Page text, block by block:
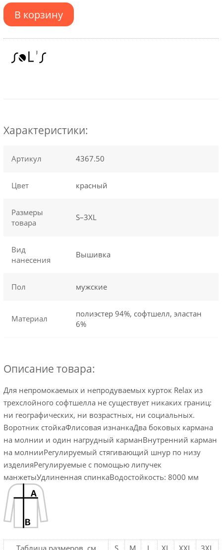
В корзину
Характеристики:
Артикул 4367.50
Цвет красный
Размеры
товара
S–3XL
Вид
нанесения
Вышивка
Пол мужские
Материал
полиэстер 94%, софтшелл, эластан
6%
Описание товара:
Для непромокаемых и непродуваемых курток Relax из
трехслойного софтшелла не существует никаких границ:
ни географических, ни возрастных, ни социальных.
Воротник стойкаФлисовая изнанкаДва боковых кармана
на молнии и один нагрудный карманВнутренний карман
на молнииРегулируемый стягивающий шнур по низу
изделияРегулируемые с помощью липучек
манжетыУдлиненная спинкаВодостойкость: 8000 мм
Таблица размеров, см S M L XL XXL 3XL